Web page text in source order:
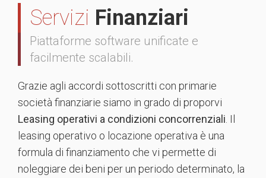
Servizi Finanziari
Piattaforme software unificate e
facilmente scalabili.
Grazie agli accordi sottoscritti con primarie
società finanziarie siamo in grado di proporvi
Leasing operativi a condizioni concorrenziali . Il
leasing operativo o locazione operativa è una
formula di finanziamento che vi permette di
noleggiare dei beni per un periodo determinato, la